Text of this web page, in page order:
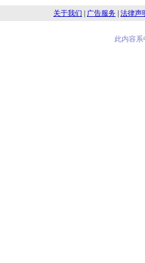
关于我们 广告服务 法律声
此内容